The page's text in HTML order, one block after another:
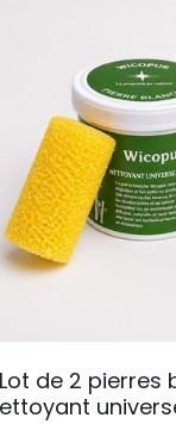
Lot de 2 pierres